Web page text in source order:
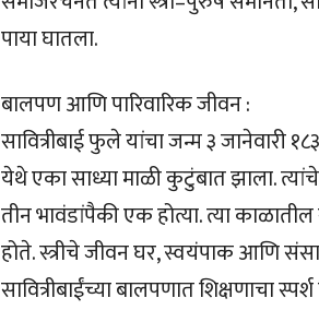
पाया घातला.
बालपण आणि पारिवारिक जीवन :
सावित्रीबाई फुले यांचा जन्म ३ जानेवारी
येथे एका साध्या माळी कुटुंबात झाला.
तीन भावंडांपैकी एक होत्या. त्या काळातील
होते. स्त्रीचे जीवन घर, स्वयंपाक आणि
सावित्रीबाईंच्या बालपणात शिक्षणाचा